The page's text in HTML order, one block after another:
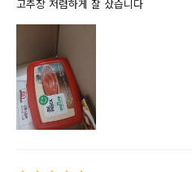
고추장 저렴하게 잘 샀습니다